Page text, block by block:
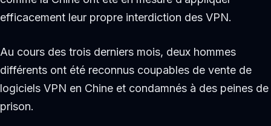
efficacement leur propre interdiction des VPN.
Au cours des trois derniers mois, deux hommes
différents ont été reconnus coupables de vente de
logiciels VPN en Chine et condamnés à des peines de
prison.